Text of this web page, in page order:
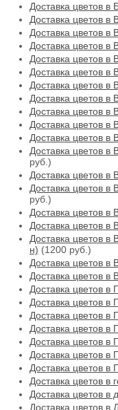
Доставка цветов в
Доставка цветов в
Доставка цветов в
Доставка цветов в
Доставка цветов в
Доставка цветов в
Доставка цветов в
Доставка цветов в
Доставка цветов в
Доставка цветов в
Доставка цветов в
Доставка цветов в
руб.)
Доставка цветов в
Доставка цветов в
руб.)
Доставка цветов в
Доставка цветов в
Доставка цветов в
н) (1200 руб.)
Доставка цветов в
Доставка цветов в
Доставка цветов в
Доставка цветов
Доставка цветов в
Доставка цветов в
Доставка цветов в
Доставка цветов в
Доставка цветов в
Доставка цветов в
Доставка цветов в
Доставка цветов в